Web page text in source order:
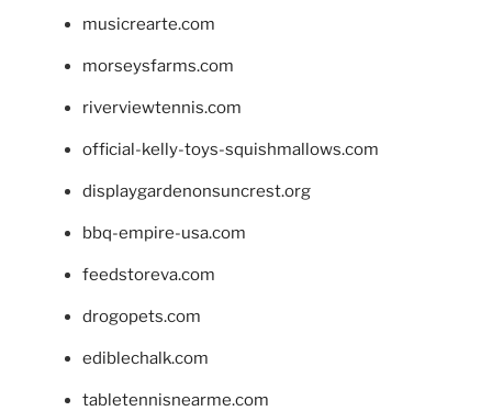
musicrearte.com
morseysfarms.com
riverviewtennis.com
official-kelly-toys-squishmallows.com
displaygardenonsuncrest.org
bbq-empire-usa.com
feedstoreva.com
drogopets.com
ediblechalk.com
tabletennisnearme.com